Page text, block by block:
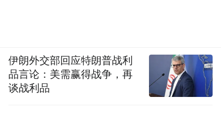
伊朗外交部回应特朗普战利
品言论：美需赢得战争，再
谈战利品